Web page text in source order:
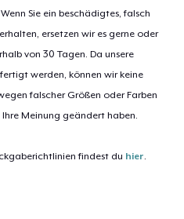
Sie ein beschädigtes, falsch
ersetzen wir es gerne oder
von 30 Tagen. Da unsere
werden, können wir keine
falscher Größen oder Farben
Meinung geändert haben.
findest du hier.